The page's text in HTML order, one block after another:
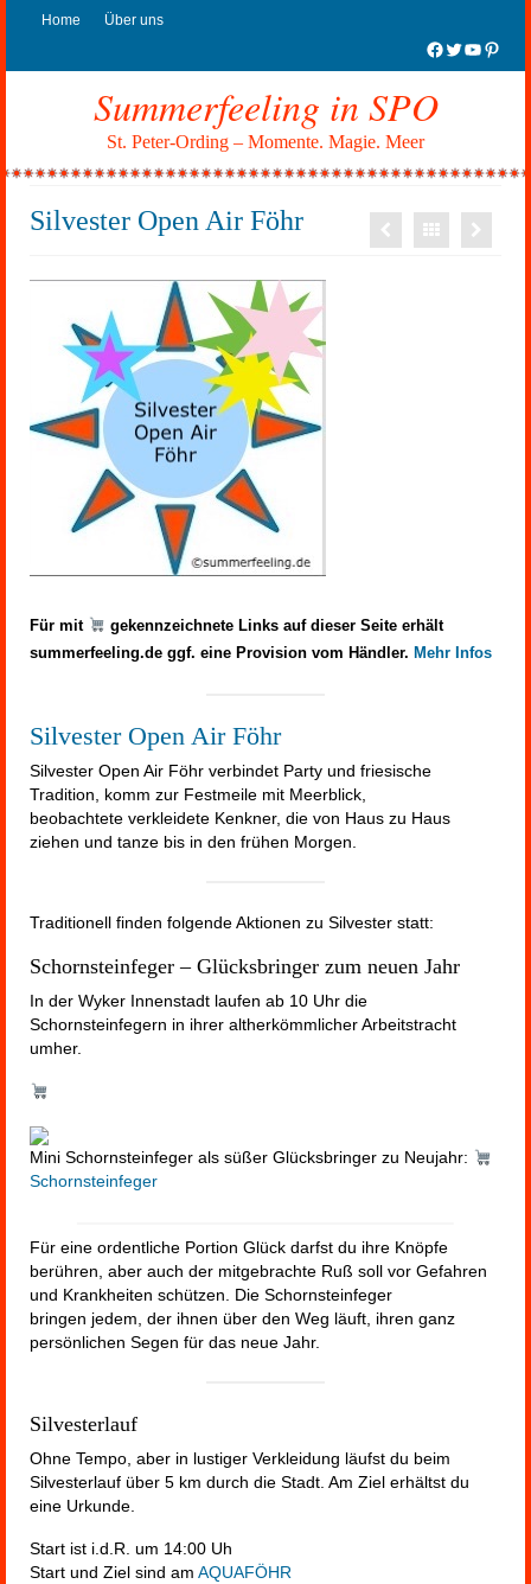
Home Über uns
Facebook
Twitter
Summerfeeling in SPO
St. Peter-Ording – Momente. Magie. Meer
Silvester Open Air Föhr
Für mit
gekennzeichnete Links auf dieser Seite erhält
summerfeeling.de ggf. eine Provision vom Händler. Mehr Infos
Silvester Open Air Föhr
Silvester Open Air Föhr verbindet Party und friesische
Tradition, komm zur Festmeile mit Meerblick,
beobachtete verkleidete Kenkner, die von Haus zu Haus
ziehen und tanze bis in den frühen Morgen.
Traditionell finden folgende Aktionen zu Silvester statt:
Schornsteinfeger – Glücksbringer zum neuen Jahr
In der Wyker Innenstadt laufen ab 10 Uhr die
Schornsteinfegern in ihrer altherkömmlicher Arbeitstracht
umher.
Mini Schornsteinfeger als süßer Glücksbringer zu Neujahr:
Schornsteinfeger
Für eine ordentliche Portion Glück darfst du ihre Knöpfe
berühren, aber auch der mitgebrachte Ruß soll vor Gefahren
und Krankheiten schützen. Die Schornsteinfeger
bringen jedem, der ihnen über den Weg läuft, ihren ganz
persönlichen Segen für das neue Jahr.
Silvesterlauf
Ohne Tempo, aber in lustiger Verkleidung läufst du beim
Silvesterlauf über 5 km durch die Stadt. Am Ziel erhältst du
eine Urkunde.
Start ist i.d.R. um 14:00 Uh
Start und Ziel sind am AQUAFÖHR